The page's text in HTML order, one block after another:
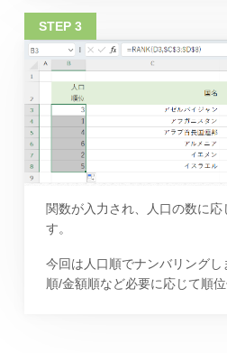
関数が入力され、人口の数に応
す。
今回は人口順でナンバリング
順/金額順など必要に応じて順位